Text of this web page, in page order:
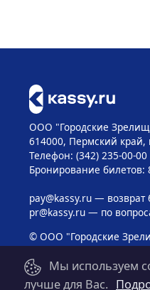
ООО "Городские
614000, Пермский край,
Телефон: (342) 235-00-00
Бронирование билетов:
pay@kassy.ru— возврат
pr@kassy.ru— по
© ООО "Городские
Мы используем
лучше для Вас.